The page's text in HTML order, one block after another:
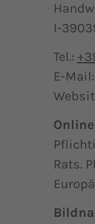
I-
Tel.:
E-Mail:
Rats.